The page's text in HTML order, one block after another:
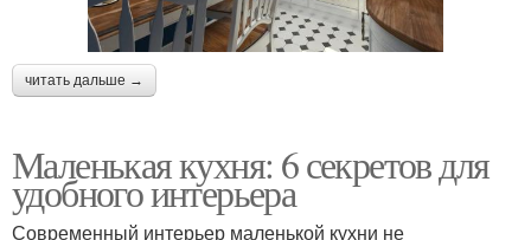
читать дальше →
Маленькая кухня: 6 секретов для
удобного интерьера
Современный интерьер маленькой кухни не